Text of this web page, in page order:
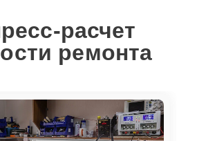
расчет
ремонта